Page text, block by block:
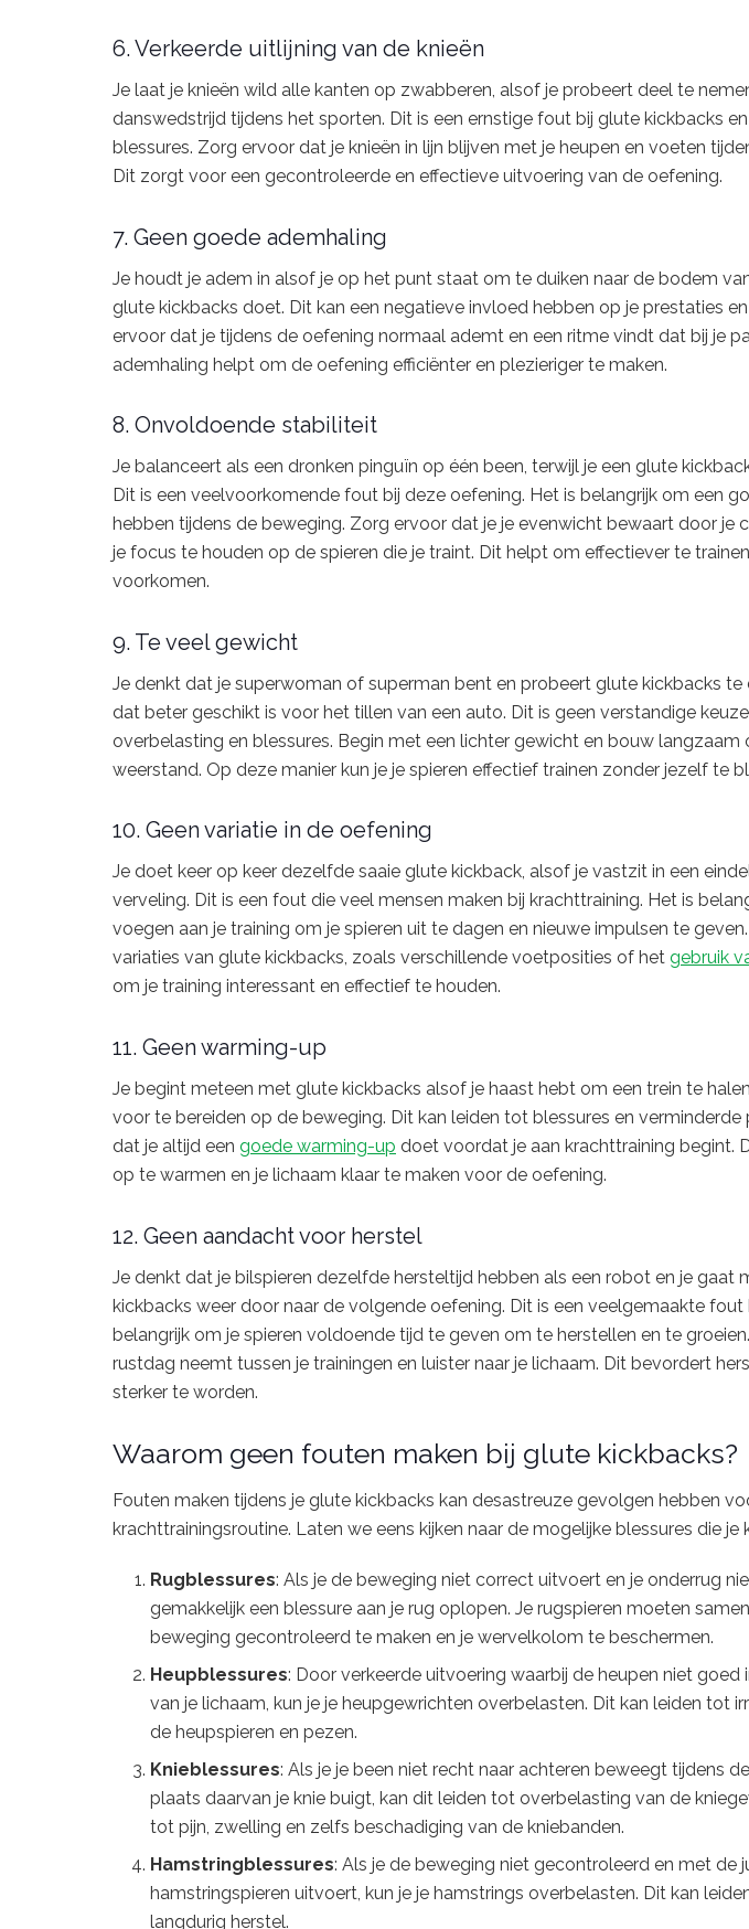
6. Verkeerde uitlijning van de knieën
Je laat je knieën wild alle kanten op zwabberen, alsof je probeert deel te
danswedstrijd tijdens het sporten. Dit is een ernstige fout bij glute kickbacks
blessures. Zorg ervoor dat je knieën in lijn blijven met je heupen en voeten
Dit zorgt voor een gecontroleerde en effectieve uitvoering van de oefening.
7. Geen goede ademhaling
Je houdt je adem in alsof je op het punt staat om te duiken naar de bodem
glute kickbacks doet. Dit kan een negatieve invloed hebben op je prestaties
ervoor dat je tijdens de oefening normaal ademt en een ritme vindt dat bij je
ademhaling helpt om de oefening efficiënter en plezieriger te maken.
8. Onvoldoende stabiliteit
Je balanceert als een dronken pinguïn op één been, terwijl je een glute
Dit is een veelvoorkomende fout bij deze oefening. Het is belangrijk om een
hebben tijdens de beweging. Zorg ervoor dat je je evenwicht bewaart door je
je focus te houden op de spieren die je traint. Dit helpt om effectiever te
voorkomen.
9. Te veel gewicht
Je denkt dat je superwoman of superman bent en probeert glute kickbacks
dat beter geschikt is voor het tillen van een auto. Dit is geen verstandige
overbelasting en blessures. Begin met een lichter gewicht en bouw langzaam
weerstand. Op deze manier kun je je spieren effectief trainen zonder jezelf te
10. Geen variatie in de oefening
Je doet keer op keer dezelfde saaie glute kickback, alsof je vastzit in een
verveling. Dit is een fout die veel mensen maken bij krachttraining. Het is
voegen aan je training om je spieren uit te dagen en nieuwe impulsen te
variaties van glute kickbacks, zoals verschillende voetposities of het gebruik
om je training interessant en effectief te houden.
11. Geen warming-up
Je begint meteen met glute kickbacks alsof je haast hebt om een trein te
voor te bereiden op de beweging. Dit kan leiden tot blessures en
dat je altijd een goede warming-up doet voordat je aan krachttraining begint.
op te warmen en je lichaam klaar te maken voor de oefening.
12. Geen aandacht voor herstel
Je denkt dat je bilspieren dezelfde hersteltijd hebben als een robot en je gaat
kickbacks weer door naar de volgende oefening. Dit is een veelgemaakte fout
belangrijk om je spieren voldoende tijd te geven om te herstellen en te
rustdag neemt tussen je trainingen en luister naar je lichaam. Dit bevordert
sterker te worden.
Waarom geen fouten maken bij glute kickbacks?
Fouten maken tijdens je glute kickbacks kan desastreuze gevolgen hebben
krachttrainingsroutine. Laten we eens kijken naar de mogelijke blessures die je
Rugblessures: Als je de beweging niet correct uitvoert en je onderrug
gemakkelijk een blessure aan je rug oplopen. Je rugspieren moeten
beweging gecontroleerd te maken en je wervelkolom te beschermen.
Heupblessures: Door verkeerde uitvoering waarbij de heupen niet goed
van je lichaam, kun je je heupgewrichten overbelasten. Dit kan leiden tot
de heupspieren en pezen.
Knieblessures: Als je je been niet recht naar achteren beweegt tijdens
plaats daarvan je knie buigt, kan dit leiden tot overbelasting van de
tot pijn, zwelling en zelfs beschadiging van de kniebanden.
Hamstringblessures: Als je de beweging niet gecontroleerd en met de
hamstringspieren uitvoert, kun je je hamstrings overbelasten. Dit kan
langdurig herstel.